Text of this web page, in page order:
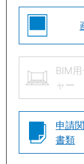
BIM
ャー
申請
書類